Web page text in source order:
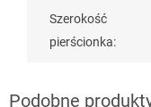
Szerokość
pierścionka: